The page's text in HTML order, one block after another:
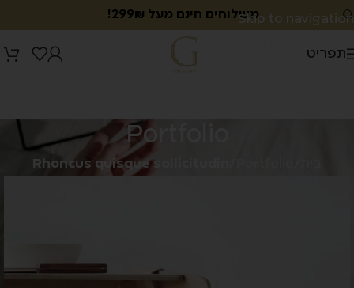
Skip to navigationמשלוחים חינם מעל 299₪!
תפריט
Portfolio
Rhoncus quisque sollicitudin